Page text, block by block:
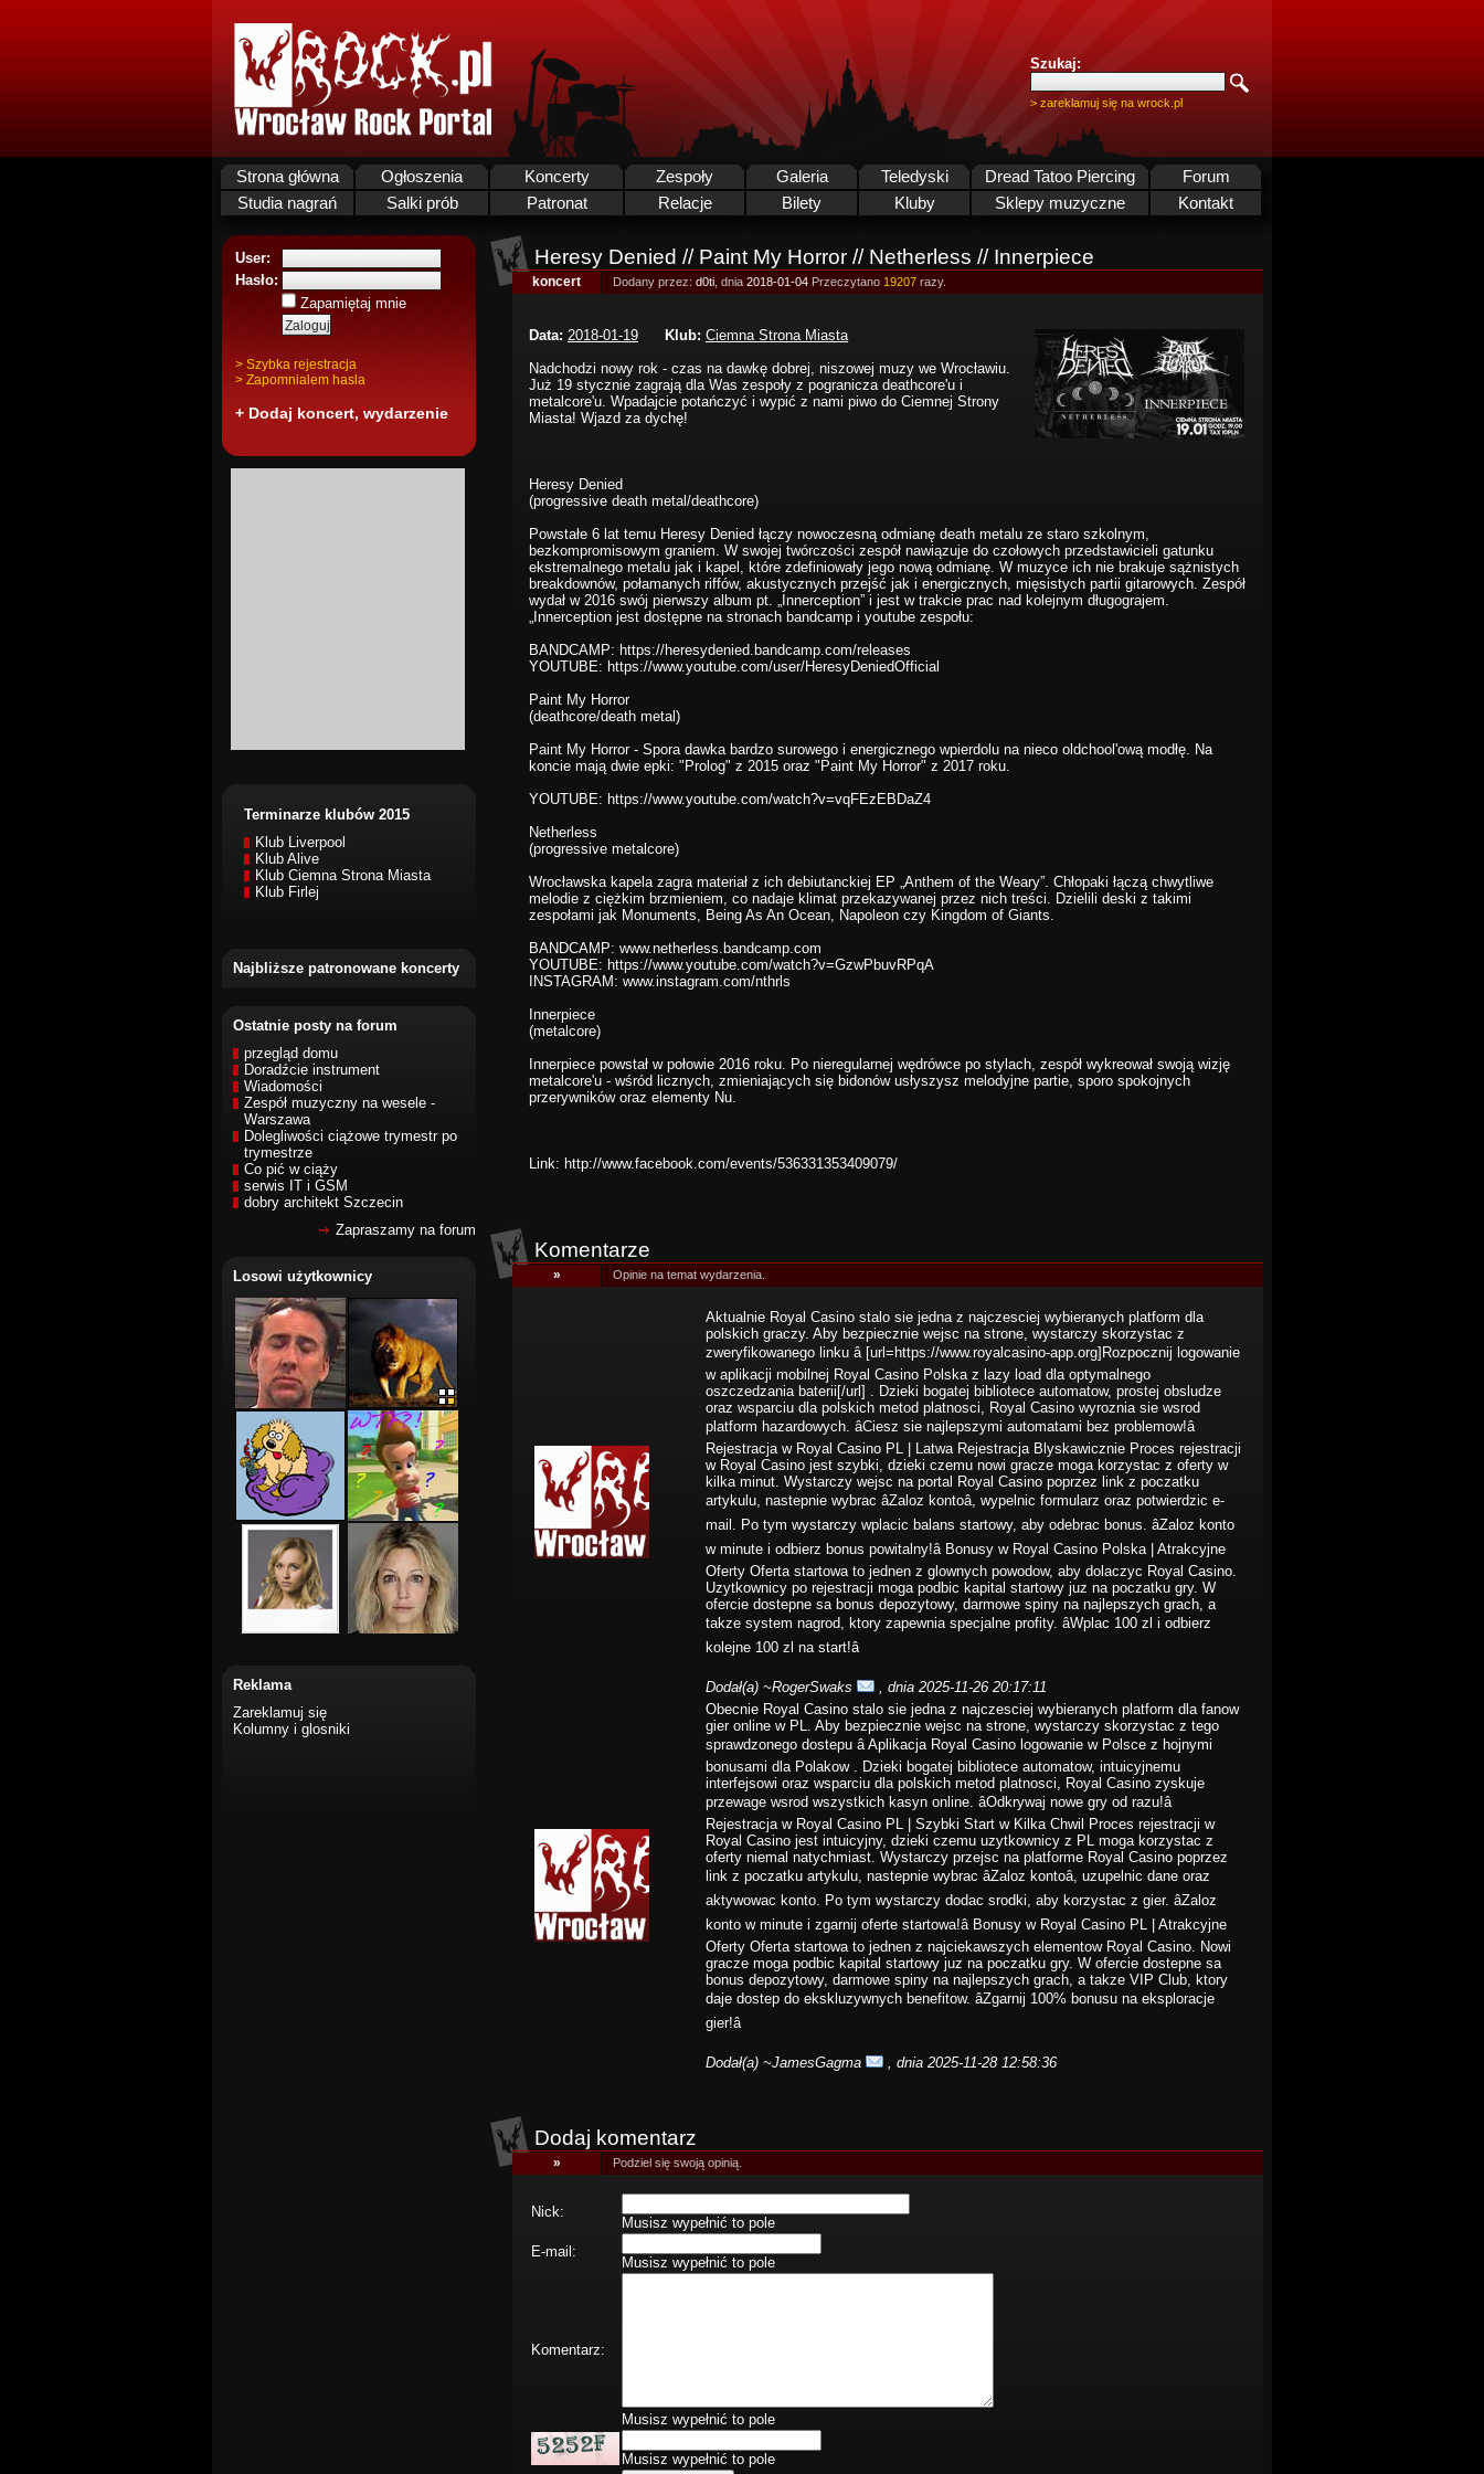
Szukaj:
> zareklamuj się na wrock.pl
Strona główna Ogłoszenia Koncerty Zespoły Galeria Teledyski Dread Tatoo Piercing
Forum
Studia nagrań
Salki prób Patronat Relacje Bilety Kluby Sklepy muzyczne Kontakt
User:
Hasło:
Zapamiętaj mnie
> Szybka rejestracja
> Zapomnialem hasla
+ Dodaj koncert, wydarzenie
Terminarze klubów 2015
Klub Liverpool
Klub Alive
Klub Ciemna Strona Miasta
Klub Firlej
Najbliższe patronowane koncerty
Ostatnie posty na forum
przegląd domu
Doradźcie instrument
Wiadomości
Zespół muzyczny na wesele -
Warszawa
Dolegliwości ciążowe trymestr po
trymestrze
Co pić w ciąży
serwis IT i GSM
dobry architekt Szczecin
Zapraszamy na forum
Losowi użytkownicy
Reklama
Zareklamuj się
Kolumny i glosniki
Heresy Denied // Paint My Horror // Netherless // Innerpiece
koncert Dodany przez: d0ti , dnia 2018-01-04 Przeczytano 19207 razy.
Data: 2018-01-19 Klub: Ciemna Strona Miasta
Nadchodzi nowy rok - czas na dawkę dobrej, niszowej muzy we Wrocławiu.
Już 19 stycznie zagrają dla Was zespoły z pogranicza deathcore'u i
metalcore'u. Wpadajcie potańczyć i wypić z nami piwo do Ciemnej Strony
Miasta! Wjazd za dychę!
Heresy Denied
(progressive death metal/deathcore)
Powstałe 6 lat temu Heresy Denied łączy nowoczesną odmianę death metalu ze staro szkolnym,
bezkompromisowym graniem. W swojej twórczości zespół nawiązuje do czołowych przedstawicieli gatunku
ekstremalnego metalu jak i kapel, które zdefiniowały jego nową odmianę. W muzyce ich nie brakuje sążnistych
breakdownów, połamanych riffów, akustycznych przejść jak i energicznych, mięsistych partii gitarowych. Zespół
wydał w 2016 swój pierwszy album pt. „Innerception” i jest w trakcie prac nad kolejnym długograjem.
„Innerception jest dostępne na stronach bandcamp i youtube zespołu:
BANDCAMP: https://heresydenied.bandcamp.com/releases
YOUTUBE: https://www.youtube.com/user/HeresyDeniedOfficial
Paint My Horror
(deathcore/death metal)
Paint My Horror - Spora dawka bardzo surowego i energicznego wpierdolu na nieco oldchool'ową modłę. Na
koncie mają dwie epki: "Prolog" z 2015 oraz "Paint My Horror" z 2017 roku.
YOUTUBE: https://www.youtube.com/watch?v=vqFEzEBDaZ4
Netherless
(progressive metalcore)
Wrocławska kapela zagra materiał z ich debiutanckiej EP „Anthem of the Weary”. Chłopaki łączą chwytliwe
melodie z ciężkim brzmieniem, co nadaje klimat przekazywanej przez nich treści. Dzielili deski z takimi
zespołami jak Monuments, Being As An Ocean, Napoleon czy Kingdom of Giants.
BANDCAMP: www.netherless.bandcamp.com
YOUTUBE: https://www.youtube.com/watch?v=GzwPbuvRPqA
INSTAGRAM: www.instagram.com/nthrls
Innerpiece
(metalcore)
Innerpiece powstał w połowie 2016 roku. Po nieregularnej wędrówce po stylach, zespół wykreował swoją wizję
metalcore'u - wśród licznych, zmieniających się bidonów usłyszysz melodyjne partie, sporo spokojnych
przerywników oraz elementy Nu.
Link: http://www.facebook.com/events/536331353409079/
Komentarze
» Opinie na temat wydarzenia.
Aktualnie Royal Casino stalo sie jedna z najczesciej wybieranych platform dla
polskich graczy. Aby bezpiecznie wejsc na strone, wystarczy skorzystac z
zweryfikowanego linku â [url=https://www.royalcasino-app.org]Rozpocznij logowanie
w aplikacji mobilnej Royal Casino Polska z lazy load dla optymalnego
oszczedzania baterii[/url] . Dzieki bogatej bibliotece automatow, prostej obsludze
oraz wsparciu dla polskich metod platnosci, Royal Casino wyroznia sie wsrod
platform hazardowych. âCiesz sie najlepszymi automatami bez problemow!â
Rejestracja w Royal Casino PL | Latwa Rejestracja Blyskawicznie Proces rejestracji
w Royal Casino jest szybki, dzieki czemu nowi gracze moga korzystac z oferty w
kilka minut. Wystarczy wejsc na portal Royal Casino poprzez link z poczatku
artykulu, nastepnie wybrac âZaloz kontoâ, wypelnic formularz oraz potwierdzic e-
mail. Po tym wystarczy wplacic balans startowy, aby odebrac bonus. âZaloz konto
w minute i odbierz bonus powitalny!â Bonusy w Royal Casino Polska | Atrakcyjne
Oferty Oferta startowa to jednen z glownych powodow, aby dolaczyc Royal Casino.
Uzytkownicy po rejestracji moga podbic kapital startowy juz na poczatku gry. W
ofercie dostepne sa bonus depozytowy, darmowe spiny na najlepszych grach, a
takze system nagrod, ktory zapewnia specjalne profity. âWplac 100 zl i odbierz
kolejne 100 zl na start!â
Dodał(a) ~RogerSwaks
, dnia 2025-11-26 20:17:11
Obecnie Royal Casino stalo sie jedna z najczesciej wybieranych platform dla fanow
gier online w PL. Aby bezpiecznie wejsc na strone, wystarczy skorzystac z tego
sprawdzonego dostepu â Aplikacja Royal Casino logowanie w Polsce z hojnymi
bonusami dla Polakow . Dzieki bogatej bibliotece automatow, intuicyjnemu
interfejsowi oraz wsparciu dla polskich metod platnosci, Royal Casino zyskuje
przewage wsrod wszystkich kasyn online. âOdkrywaj nowe gry od razu!â
Rejestracja w Royal Casino PL | Szybki Start w Kilka Chwil Proces rejestracji w
Royal Casino jest intuicyjny, dzieki czemu uzytkownicy z PL moga korzystac z
oferty niemal natychmiast. Wystarczy przejsc na platforme Royal Casino poprzez
link z poczatku artykulu, nastepnie wybrac âZaloz kontoâ, uzupelnic dane oraz
aktywowac konto. Po tym wystarczy dodac srodki, aby korzystac z gier. âZaloz
konto w minute i zgarnij oferte startowa!â Bonusy w Royal Casino PL | Atrakcyjne
Oferty Oferta startowa to jednen z najciekawszych elementow Royal Casino. Nowi
gracze moga podbic kapital startowy juz na poczatku gry. W ofercie dostepne sa
bonus depozytowy, darmowe spiny na najlepszych grach, a takze VIP Club, ktory
daje dostep do ekskluzywnych benefitow. âZgarnij 100% bonusu na eksploracje
gier!â
Dodał(a) ~JamesGagma , dnia 2025-11-28 12:58:36
Dodaj komentarz
» Podziel się swoją opinią.
Nick:
Musisz wypełnić to pole
E-mail:
Musisz wypełnić to pole
Komentarz:
Musisz wypełnić to pole
Musisz wypełnić to pole